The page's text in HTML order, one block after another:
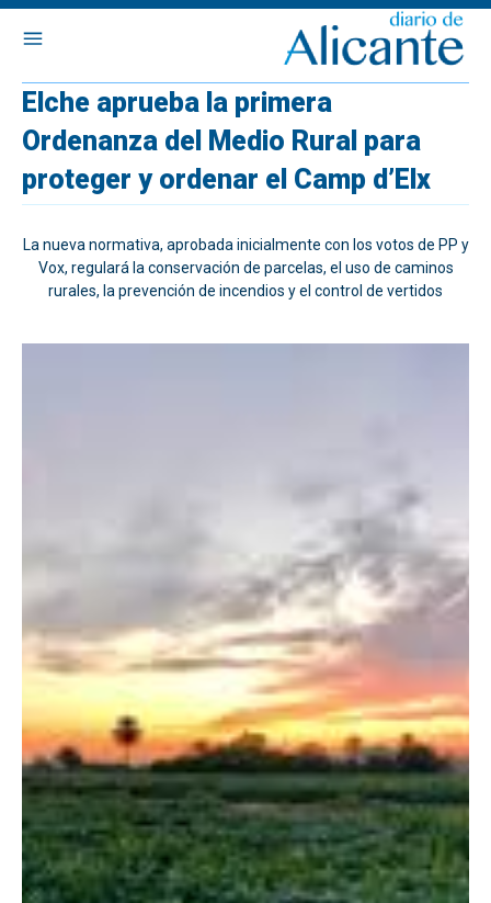
Elche aprueba la primera
Ordenanza del Medio Rural para
proteger y ordenar el Camp d’Elx
La nueva normativa, aprobada inicialmente con los votos de PP y
Vox, regulará la conservación de parcelas, el uso de caminos
rurales, la prevención de incendios y el control de vertidos